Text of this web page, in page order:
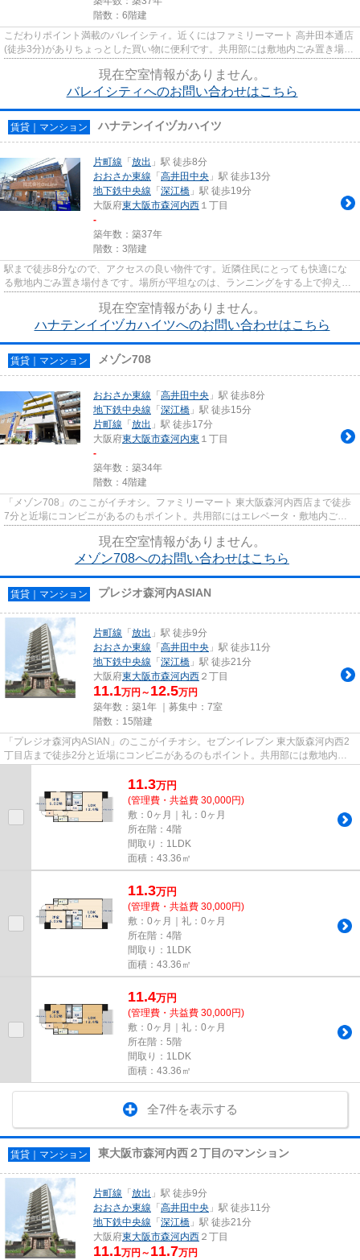
階数：6階建
こだわりポイント満載のバレイシティ。近くにはファミリーマート 高井田本通店
(徒歩3分)がありちょっとした買い物に便利です。共用部には敷地内ごみ置き場・
エレベータなどが揃ってお...
現在空室情報がありません。
バレイシティへのお問い合わせはこちら
賃貸｜マンション ハナテンイイヅカハイツ
片町線 「放出 」駅 徒歩8分
おおさか東線 「高井田中央 」駅 徒歩13分
地下鉄中央線 「深江橋 」駅 徒歩19分
大阪府東大阪市森河内西 １丁目
-
築年数：築37年
階数：3階建
駅まで徒歩8分なので、アクセスの良い物件です。近隣住民にとっても快適にな
る敷地内ごみ置き場付きです。場所が平坦なのは、ランニングをする上で抑えた
いポイントですね。アレルギー...
現在空室情報がありません。
ハナテンイイヅカハイツへのお問い合わせはこちら
賃貸｜マンション メゾン708
おおさか東線 「高井田中央 」駅 徒歩8分
地下鉄中央線 「深江橋 」駅 徒歩15分
片町線 「放出 」駅 徒歩17分
大阪府東大阪市森河内東 １丁目
-
築年数：築34年
階数：4階建
「メゾン708」のここがイチオシ。ファミリーマート 東大阪森河内西店まで徒歩
7分と近場にコンビニがあるのもポイント。共用部にはエレベータ・敷地内ごみ
置き場などが揃っております。...
現在空室情報がありません。
メゾン708へのお問い合わせはこちら
賃貸｜マンション プレジオ森河内ASIAN
片町線 「放出 」駅 徒歩9分
おおさか東線 「高井田中央 」駅 徒歩11分
地下鉄中央線 「深江橋 」駅 徒歩21分
大阪府東大阪市森河内西 ２丁目
11.1万円～ 12.5万円
築年数：築1年 ｜募集中： 7室
階数：15階建
「プレジオ森河内ASIAN」のここがイチオシ。セブンイレブン 東大阪森河内西2
丁目店まで徒歩2分と近場にコンビニがあるのもポイント。共用部には敷地内ご
み置き場・エレベータなど様々...
11.3万円
(管理費・共益費 30,000円)
敷：0ヶ月｜礼：0ヶ月
所在階：4階
間取り：1LDK
面積：43.36㎡
11.3万円
(管理費・共益費 30,000円)
敷：0ヶ月｜礼：0ヶ月
所在階：4階
間取り：1LDK
面積：43.36㎡
11.4万円
(管理費・共益費 30,000円)
敷：0ヶ月｜礼：0ヶ月
所在階：5階
間取り：1LDK
面積：43.36㎡
全7件を表示する
賃貸｜マンション 東大阪市森河内西２丁目のマンション
片町線 「放出 」駅 徒歩9分
おおさか東線 「高井田中央 」駅 徒歩11分
地下鉄中央線 「深江橋 」駅 徒歩21分
大阪府東大阪市森河内西 ２丁目
11.1万円～ 11.7万円